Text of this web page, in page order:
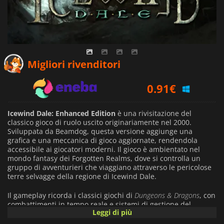
Migliori rivenditori
0.91€
1.09€
Icewind Dale: Enhanced Edition è una rivisitazione del
classico gioco di ruolo uscito originariamente nel 2000.
Sviluppata da Beamdog, questa versione aggiunge una
grafica e una meccanica di gioco aggiornate, rendendola
accessibile ai giocatori moderni. Il gioco è ambientato nel
mondo fantasy dei Forgotten Realms, dove si controlla un
gruppo di avventurieri che viaggiano attraverso le pericolose
terre selvagge della regione di Icewind Dale.
Il gameplay ricorda i classici giochi di Dungeons & Dragons, con
combattimenti in tempo reale e sistemi di gestione del
gruppo. Esplorerete una varietà di ambienti, dalle tundre
Leggi di più